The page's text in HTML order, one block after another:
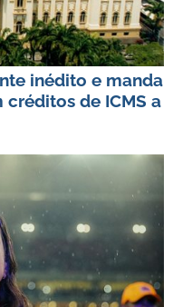
inédito e manda
de ICMS a